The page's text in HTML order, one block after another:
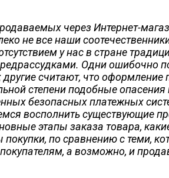
через Интернет-
не все наши
у нас в стране
Одни ошибочно
считают, что оформление
степени подобные
безопасных платежных
восполнить существующие
этапы заказа товара,
по сравнению с теми,
а возможно, и